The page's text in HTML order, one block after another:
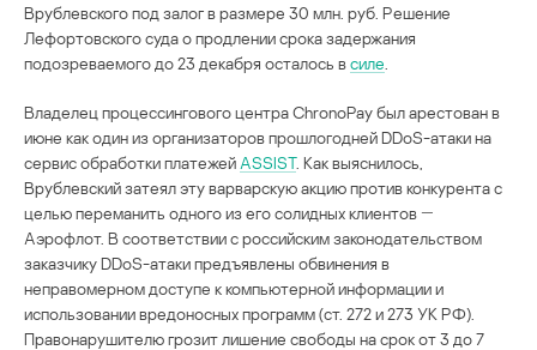
Врублевского под залог в размере 30 млн. руб. Решение
Лефортовского суда о продлении срока задержания
подозреваемого до 23 декабря осталось всиле
Владелец процессингового центра ChronoPay был арестован в
июне как один из организаторов прошлогодней DDoS-атаки на
сервис обработки платежей ASSIST. Как выяснилось,
Врублевский затеял эту варварскую акцию против конкурента с
целью переманить одного из его солидных клиентов ―
Аэрофлот. В соответствии с российским законодательством
заказчику DDoS-атаки предъявлены обвинения в
неправомерном доступе к компьютерной информации и
использовании вредоносных программ (ст. 272 и 273 УК РФ).
Правонарушителю грозит лишение свободы на срок от 3 до 7